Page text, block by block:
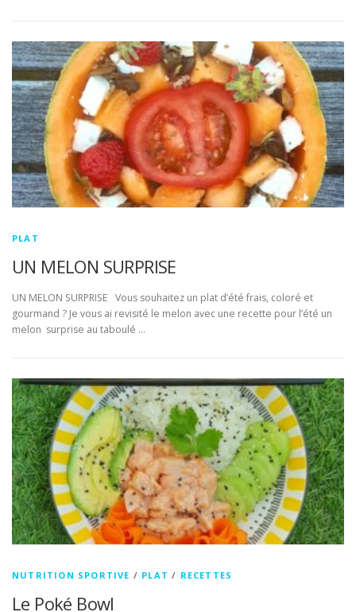
PLAT
UN MELON SURPRISE
UN MELON SURPRISE Vous souhaitez un plat d’été frais, coloré et
gourmand ? Je vous ai revisité le melon avec une recette pour l’été un
melon surprise au taboulé …
NUTRITION SPORTIVE / PLAT / RECETTES
Le Poké Bowl